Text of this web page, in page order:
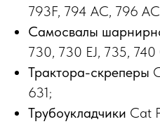
793F, 794 AC, 796
Самосвалы
730, 730 EJ, 735, 740
Трактора-скреперы
631;
Трубоукладчики Cat